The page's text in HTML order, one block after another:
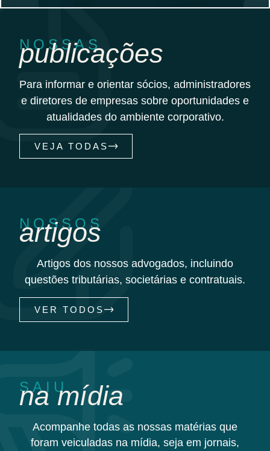
NOSSAS
publicações
Para informar e orientar sócios, administradores
e diretores de empresas sobre oportunidades e
atualidades do ambiente corporativo.
VEJA TODAS
NOSSOS
artigos
Artigos dos nossos advogados, incluindo
questões tributárias, societárias e contratuais.
VER TODOS
SAIU
na mídia
Acompanhe todas as nossas matérias que
foram veiculadas na mídia, seja em jornais,